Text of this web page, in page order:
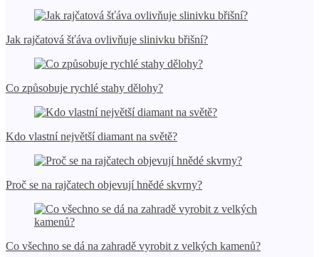
Jak rajčatová šťáva ovlivňuje slinivku břišní?
Co způsobuje rychlé stahy dělohy?
Kdo vlastní největší diamant na světě?
Proč se na rajčatech objevují hnědé skvrny?
Co všechno se dá na zahradě vyrobit z velkých kamenů?